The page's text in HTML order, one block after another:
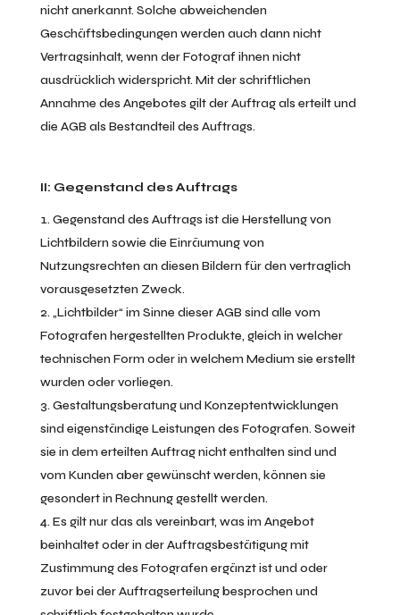
nicht anerkannt. Solche abweichenden
Geschäftsbedingungen werden auch dann nicht
Vertragsinhalt, wenn der Fotograf ihnen nicht
ausdrücklich widerspricht. Mit der schriftlichen
Annahme des Angebotes gilt der Auftrag als erteilt und
die AGB als Bestandteil des Auftrags.
II: Gegenstand des Auftrags
Gegenstand des Auftrags ist die Herstellung von
Lichtbildern sowie die Einräumung von
Nutzungsrechten an diesen Bildern für den vertraglich
vorausgesetzten Zweck.
„Lichtbilder“ im Sinne dieser AGB sind alle vom
Fotografen hergestellten Produkte, gleich in welcher
technischen Form oder in welchem Medium sie erstellt
wurden oder vorliegen.
Gestaltungsberatung und Konzeptentwicklungen
sind eigenständige Leistungen des Fotografen. Soweit
sie in dem erteilten Auftrag nicht enthalten sind und
vom Kunden aber gewünscht werden, können sie
gesondert in Rechnung gestellt werden.
Es gilt nur das als vereinbart, was im Angebot
beinhaltet oder in der Auftragsbestätigung mit
Zustimmung des Fotografen ergänzt ist und oder
zuvor bei der Auftragserteilung besprochen und